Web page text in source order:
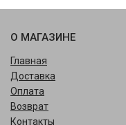
О МАГАЗИНЕ
Главная
Доставка
Оплата
Возврат
Контакты